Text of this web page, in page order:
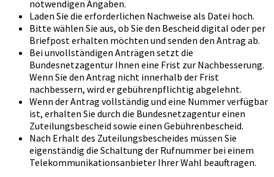
notwendigen Angaben.
Laden Sie die erforderlichen Nachweise als Datei hoch.
Bitte wählen Sie aus, ob Sie den Bescheid digital oder per
Briefpost erhalten möchten und senden den Antrag ab.
Bei unvollständigen Anträgen setzt die
Bundesnetzagentur Ihnen eine Frist zur Nachbesserung.
Wenn Sie den Antrag nicht innerhalb der Frist
nachbessern, wird er gebührenpflichtig abgelehnt.
Wenn der Antrag vollständig und eine Nummer verfügbar
ist, erhalten Sie durch die Bundesnetzagentur einen
Zuteilungsbescheid sowie einen Gebührenbescheid.
Nach Erhalt des Zuteilungsbescheides müssen Sie
eigenständig die Schaltung der Rufnummer bei einem
Telekommunikationsanbieter Ihrer Wahl beauftragen.